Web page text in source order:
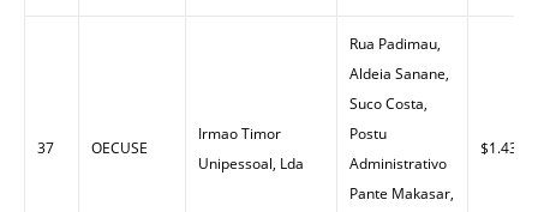
37 OECUSE
Irmao Timor
Unipessoal, Lda
Rua Padimau,
Aldeia Sanane,
Suco Costa,
Postu
Administrativo
Pante Makasar,
$1.43